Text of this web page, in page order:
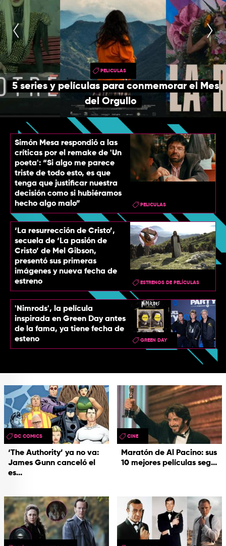
TOP
QUIÉNES SOMOS
CONTACTO
PELICULAS
5 series y películas para conmemorar el Mes
del Orgullo
Simón Mesa respondió a las
críticas por el remake de 'Un
poeta': “Si algo me parece
triste de todo esto, es que
tenga que justificar nuestra
decisión como si hubiéramos
hecho algo malo”
PELICULAS
‘La resurrección de Cristo’,
secuela de ‘La pasión de
Cristo’ de Mel Gibson,
presentó sus primeras
imágenes y nueva fecha de
estreno
ESTRENOS DE PELÍCULAS
'Nimrods', la película
inspirada en Green Day antes
de la fama, ya tiene fecha de
esteno
GREEN DAY
‘The Authority’ ya no va:
James Gunn canceló el
es...
DC COMICS
Maratón de Al Pacino: sus
10 mejores películas seg...
CINE